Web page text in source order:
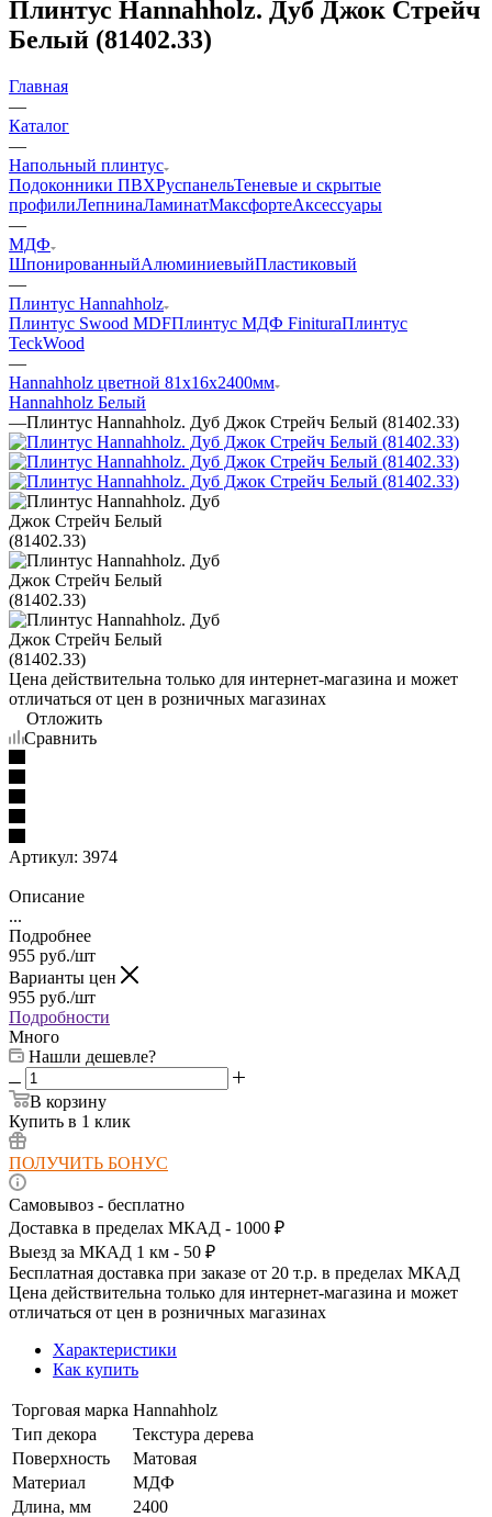
Плинтус Hannahholz. Дуб Джок Стрейч
Белый (81402.33)
Главная
—
Каталог
—
Напольный плинтус
Подоконники ПВХРуспанельТеневые и скрытые
профилиЛепнинаЛаминатМаксфортеАксессуары
—
МДФ
ШпонированныйАлюминиевыйПластиковый
—
Плинтус Hannahholz
Плинтус Swood MDFПлинтус МДФ FinituraПлинтус
TeckWood
—
Hannahholz цветной 81х16х2400мм
Hannahholz Белый
—Плинтус Hannahholz. Дуб Джок Стрейч Белый (81402.33)
Цена действительна только для интернет-магазина и может
отличаться от цен в розничных магазинах
Отложить
Сравнить
Артикул: 3974
Описание
...
Подробнее
955 руб./шт
Варианты цен
955 руб./шт
Подробности
Много
Нашли дешевле?
В корзину
Купить в 1 клик
ПОЛУЧИТЬ БОНУС
Самовывоз - бесплатно
Доставка в пределах МКАД - 1000 ₽
Выезд за МКАД 1 км - 50 ₽
Бесплатная доставка при заказе от 20 т.р. в пределах МКАД
Цена действительна только для интернет-магазина и может
отличаться от цен в розничных магазинах
Характеристики
Как купить
Торговая марка Hannahholz
Тип декора
Текстура дерева
Поверхность
Матовая
Материал
МДФ
Длина, мм
2400